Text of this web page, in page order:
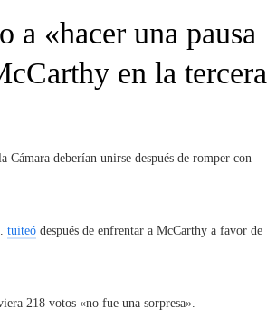
a «hacer una pausa
en la tercera
deberían unirse después de romper con
tuiteó después de enfrentar a McCarthy a favor de
218 votos «no fue una sorpresa».